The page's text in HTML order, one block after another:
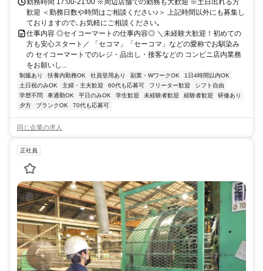
勤務時間 17:00-21:00 ※周辺店舗での勤務も大歓迎 ※土日出れる方
歓迎 ＜勤務日数や時間はご相談ください♪＞ 上記時間以外にも募集し
ておりますので､お気軽にご相談ください｡
仕事内容 ◎セイコーマートの仕事内容◎ ＼未経験大歓迎！初めての
方も安心スタート／ 「セコマ」「セーコマ」などの愛称でお馴染み
の セイコーマートでのレジ・品出し・接客などの コンビニ店内業務
をお願いし...
制服あり 扶養内勤務OK 社員登用あり 副業・WワークOK
1日4時間以内OK
土日祝のみOK
主婦・主夫歓迎 60代も応募可 フリーター歓迎
シフト自由
学歴不問
車通勤OK 平日のみOK 学生歓迎 未経験者歓迎 経験者歓迎
研修あり
夕方
ブランクOK 70代も応募可
同じ企業の求人
正社員